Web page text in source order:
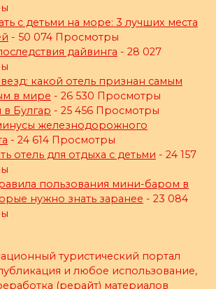
с детьми на море: 3 лучших места
- 50 074 Просмотры
дайвинга - 28 027
какой отель признан самым
в мире - 26 530 Просмотры
в Булгар - 25 456 Просмотры
железнодорожного
- 24 614 Просмотры
отель для отдыха с детьми - 24 157
пользования мини-баром в
нужно знать заранее - 23 084
туристический портал
и любое использование,
(рерайт) материалов